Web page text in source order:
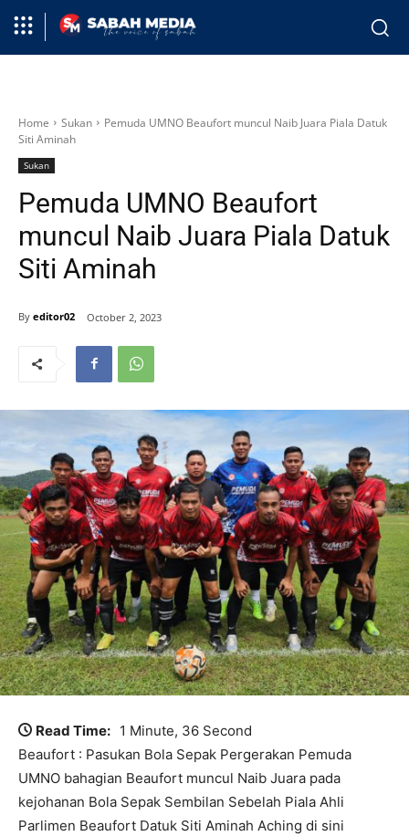
Home Sukan
Pemuda UMNO Beaufort muncul Naib Juara Piala Datuk
Siti Aminah
Sukan
Pemuda UMNO Beaufort
muncul Naib Juara Piala Datuk
Siti Aminah
By editor02 October 2, 2023
Read Time: 1 Minute, 36 Second
Beaufort : Pasukan Bola Sepak Pergerakan Pemuda
UMNO bahagian Beaufort muncul Naib Juara pada
kejohanan Bola Sepak Sembilan Sebelah Piala Ahli
Parlimen Beaufort Datuk Siti Aminah Aching di sini